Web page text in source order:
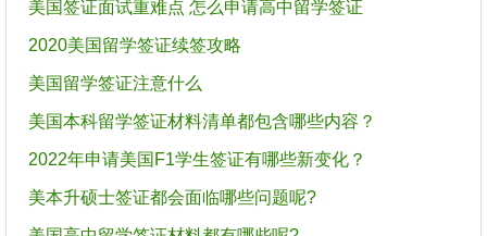
美国签证面试重难点 怎么申请高中留学签证
2020美国留学签证续签攻略
美国留学签证注意什么
美国本科留学签证材料清单都包含哪些内容？
2022年申请美国F1学生签证有哪些新变化？
美本升硕士签证都会面临哪些问题呢?